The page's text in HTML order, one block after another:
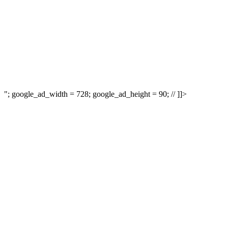
"; google_ad_width = 728; google_ad_height = 90; // ]]>